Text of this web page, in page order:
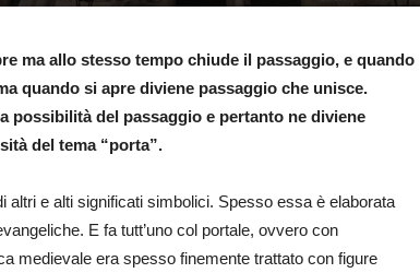
ma allo stesso tempo chiude il passaggio, e quando
quando si apre diviene passaggio che unisce.
possibilità del passaggio e pertanto ne diviene
del tema “porta”.
altri e alti significati simbolici. Spesso essa è elaborata
E fa tutt’uno col portale, ovvero con
medievale era spesso finemente trattato con figure